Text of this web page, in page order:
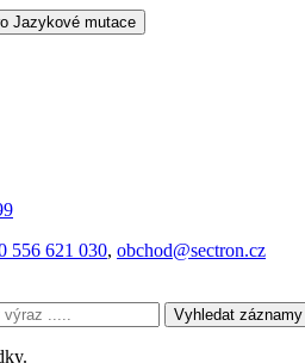
Jazykové mutace
556 621 030, obchod@sectron.cz
Vyhledat záznamy